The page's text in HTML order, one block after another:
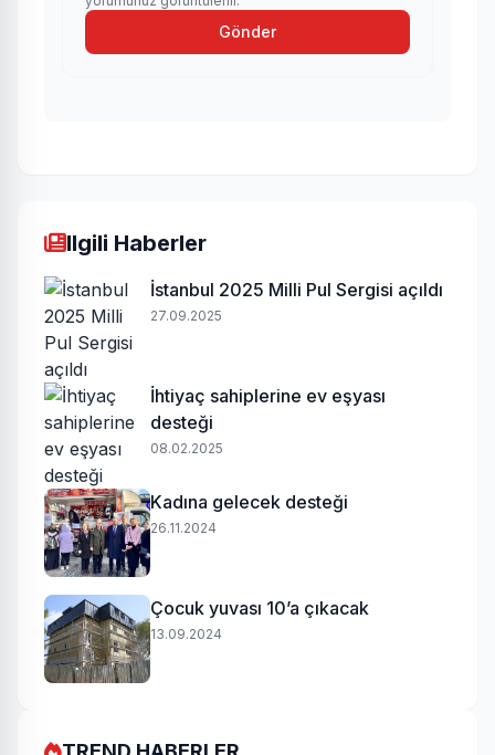
Gönder
Ilgili Haberler
İstanbul 2025 Milli Pul Sergisi açıldı
27.09.2025
İhtiyaç sahiplerine ev eşyası
desteği
08.02.2025
Kadına gelecek desteği
26.11.2024
Çocuk yuvası 10’a çıkacak
13.09.2024